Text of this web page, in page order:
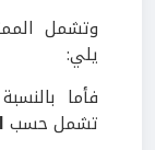
وتشمل
يلي:
فأما
تشمل حسب